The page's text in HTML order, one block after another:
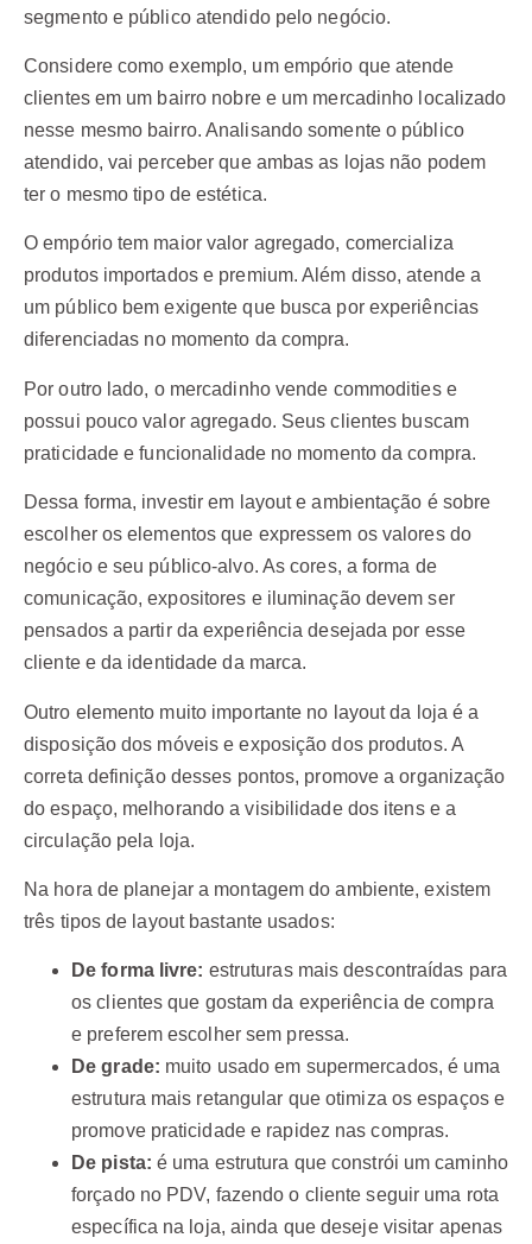
segmento e público atendido pelo negócio.
Considere como exemplo, um empório que atende
clientes em um bairro nobre e um mercadinho localizado
nesse mesmo bairro. Analisando somente o público
atendido, vai perceber que ambas as lojas não podem
ter o mesmo tipo de estética.
O empório tem maior valor agregado, comercializa
produtos importados e premium. Além disso, atende a
um público bem exigente que busca por experiências
diferenciadas no momento da compra.
Por outro lado, o mercadinho vende commodities e
possui pouco valor agregado. Seus clientes buscam
praticidade e funcionalidade no momento da compra.
Dessa forma, investir em layout e ambientação é sobre
escolher os elementos que expressem os valores do
negócio e seu público-alvo. As cores, a forma de
comunicação, expositores e iluminação devem ser
pensados a partir da experiência desejada por esse
cliente e da identidade da marca.
Outro elemento muito importante no layout da loja é a
disposição dos móveis e exposição dos produtos. A
correta definição desses pontos, promove a organização
do espaço, melhorando a visibilidade dos itens e a
circulação pela loja.
Na hora de planejar a montagem do ambiente, existem
três tipos de layout bastante usados:
De forma livre: estruturas mais descontraídas para
os clientes que gostam da experiência de compra
e preferem escolher sem pressa.
De grade: muito usado em supermercados, é uma
estrutura mais retangular que otimiza os espaços e
promove praticidade e rapidez nas compras.
De pista: é uma estrutura que constrói um caminho
forçado no PDV, fazendo o cliente seguir uma rota
específica na loja, ainda que deseje visitar apenas